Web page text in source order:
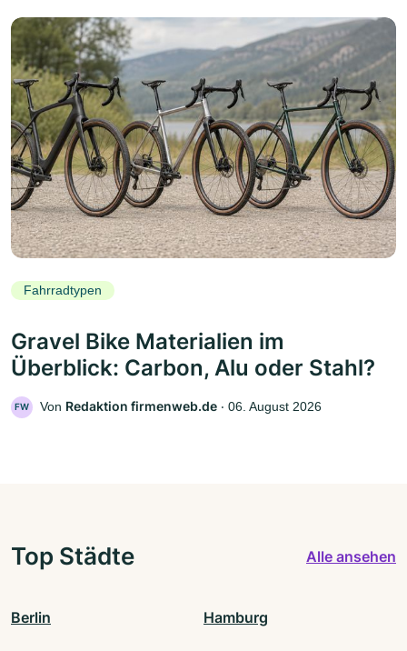
Fahrradtypen
Gravel Bike Materialien im
Überblick: Carbon, Alu oder Stahl?
FW Von Redaktion firmenweb.de ‧ 06. August 2026
Top Städte Alle ansehen
Berlin Hamburg